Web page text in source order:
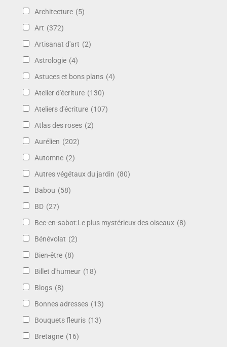
Architecture (5)
Art (372)
Artisanat d'art (2)
Astrologie (4)
Astuces et bons plans (4)
Atelier d'écriture (130)
Ateliers d'écriture (107)
Atlas des roses (2)
Aurélien (202)
Automne (2)
Autres végétaux du jardin (80)
Babou (58)
BD (27)
Bec-en-sabot:Le plus mystérieux des oiseaux (8)
Bénévolat (2)
Bien-être (8)
Billet d'humeur (18)
Blogs (8)
Bonnes adresses (13)
Bouquets fleuris (13)
Bretagne (16)